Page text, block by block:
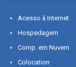
Acesso à Internet
Hospedagem
Comp. em Nuvem
Colocation